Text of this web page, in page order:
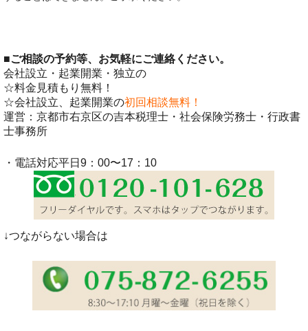
■ご相談の予約等、お気軽にご連絡ください。
会社設立・起業開業・独立の
☆料金見積もり無料！
☆会社設立、起業開業の初回相談無料！
運営：京都市右京区の吉本税理士・社会保険労務士・行政書
士事務所
・電話対応平日9：00〜17：10
↓つながらない場合は